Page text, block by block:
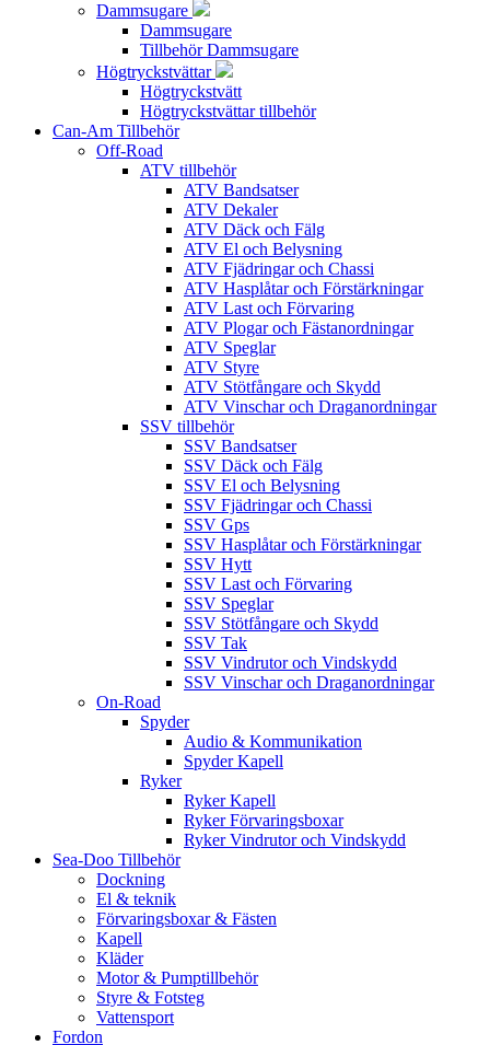
Dammsugare
Dammsugare
Tillbehör Dammsugare
Högtryckstvättar
Högtryckstvätt
Högtryckstvättar tillbehör
Can-Am Tillbehör
Off-Road
ATV tillbehör
ATV Bandsatser
ATV Dekaler
ATV Däck och Fälg
ATV El och Belysning
ATV Fjädringar och Chassi
ATV Hasplåtar och Förstärkningar
ATV Last och Förvaring
ATV Plogar och Fästanordningar
ATV Speglar
ATV Styre
ATV Stötfångare och Skydd
ATV Vinschar och Draganordningar
SSV tillbehör
SSV Bandsatser
SSV Däck och Fälg
SSV El och Belysning
SSV Fjädringar och Chassi
SSV Gps
SSV Hasplåtar och Förstärkningar
SSV Hytt
SSV Last och Förvaring
SSV Speglar
SSV Stötfångare och Skydd
SSV Tak
SSV Vindrutor och Vindskydd
SSV Vinschar och Draganordningar
On-Road
Spyder
Audio & Kommunikation
Spyder Kapell
Ryker
Ryker Kapell
Ryker Förvaringsboxar
Ryker Vindrutor och Vindskydd
Sea-Doo Tillbehör
Dockning
El & teknik
Förvaringsboxar & Fästen
Kapell
Kläder
Motor & Pumptillbehör
Styre & Fotsteg
Vattensport
Fordon